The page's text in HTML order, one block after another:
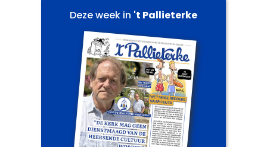
Deze week in 't Pallieterke